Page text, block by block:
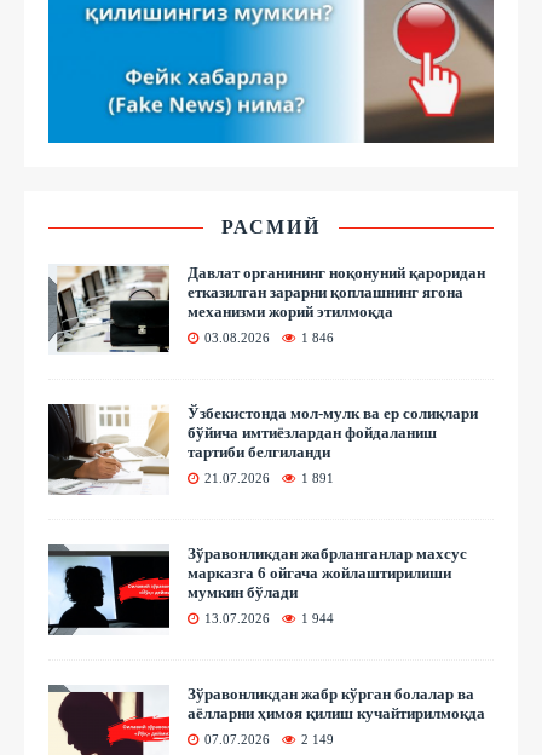
РАСМИЙ
Давлат органининг ноқонуний қароридан
етказилган зарарни қоплашнинг ягона
механизми жорий этилмоқда
03.08.2026 1 846
Ўзбекистонда мол-мулк ва ер солиқлари
бўйича имтиёзлардан фойдаланиш
тартиби белгиланди
21.07.2026 1 891
Зўравонликдан жабрланганлар махсус
марказга 6 ойгача жойлаштирилиши
мумкин бўлади
13.07.2026 1 944
Зўравонликдан жабр кўрган болалар ва
аёлларни ҳимоя қилиш кучайтирилмоқда
07.07.2026 2 149